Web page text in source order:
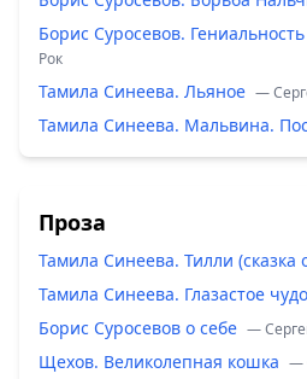
Борис Суросевов.
Рок
Тамила Синеева. Льяное —
Тамила Синеева. Мальвина.
Проза
Тамила Синеева. Тилли (сказка
Тамила Синеева. Глазастое чудо
Борис Суросевов о себе —
Щехов. Великолепная кошка —